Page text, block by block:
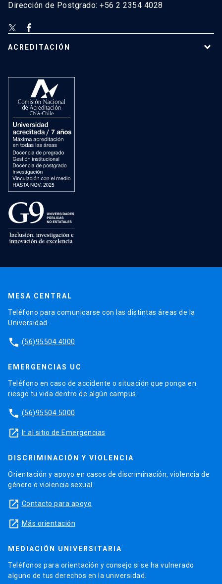
Dirección de Postgrado: +56 2 2354 4028
ACREDITACIÓN
MESA CENTRAL
Teléfono para comunicarse con las distintas áreas de la
Universidad.
phone (56)95504 4000
EMERGENCIAS UC
Teléfono en caso de accidente o situación que ponga en
riesgo tu vida dentro de algún campus.
phone (56)95504 5000
launch Ir al sitio de Emergencias
DISCRIMINACIÓN Y VIOLENCIA
Orientación y apoyo en casos de discriminación, violencia de
género o violencia sexual.
launch Contacto para apoyo
launch Más orientación
MEDIACIÓN UNIVERSITARIA
Teléfonos para orientación y consejo si se ha vulnerado
alguno de tus derechos en la universidad.